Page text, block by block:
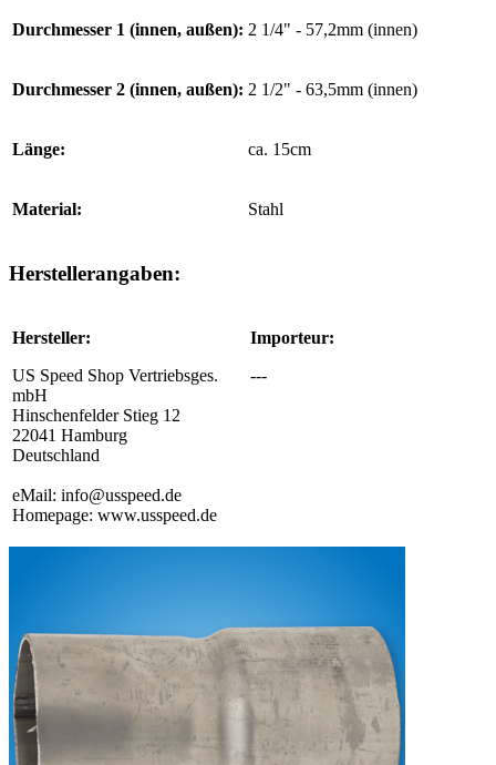
Durchmesser 1 (innen, außen): 2 1/4" - 57,2mm (innen)
Durchmesser 2 (innen, außen): 2 1/2" - 63,5mm (innen)
Länge: ca. 15cm
Material: Stahl
Herstellerangaben:
Hersteller:
US Speed Shop Vertriebsges.
mbH
Hinschenfelder Stieg 12
22041 Hamburg
Deutschland
eMail: info@usspeed.de
Homepage: www.usspeed.de
Importeur:
---